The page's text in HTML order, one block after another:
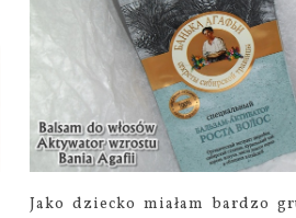
Jako dziecko miałam bardzo